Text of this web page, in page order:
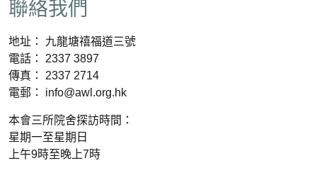
聯絡我們
地址： 九龍塘禧福道三號
電話： 2337 3897
傳真： 2337 2714
電郵： info@awl.org.hk
本會三所院舍探訪時間：
星期一至星期日
上午9時至晚上7時